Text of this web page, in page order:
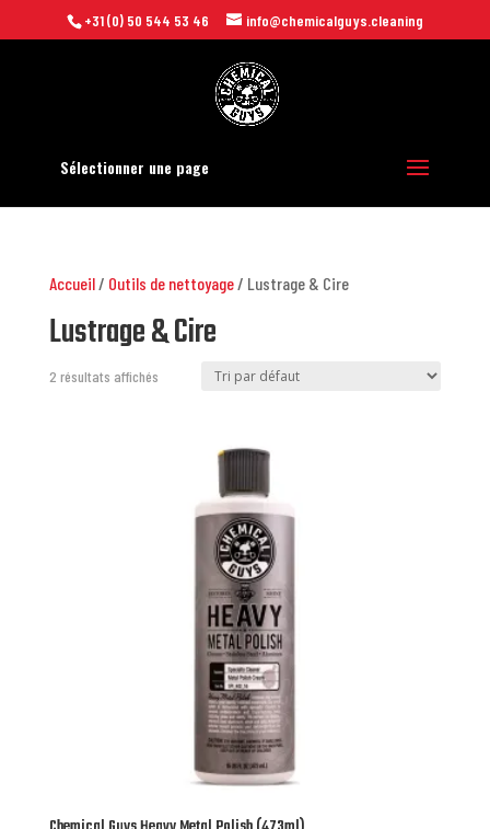
+31 (0) 50 544 53 46 info@chemicalguys.cleaning
Sélectionner une page
Accueil/ Outils de nettoyage/ Lustrage & Cire
Lustrage & Cire
2 résultats affichés